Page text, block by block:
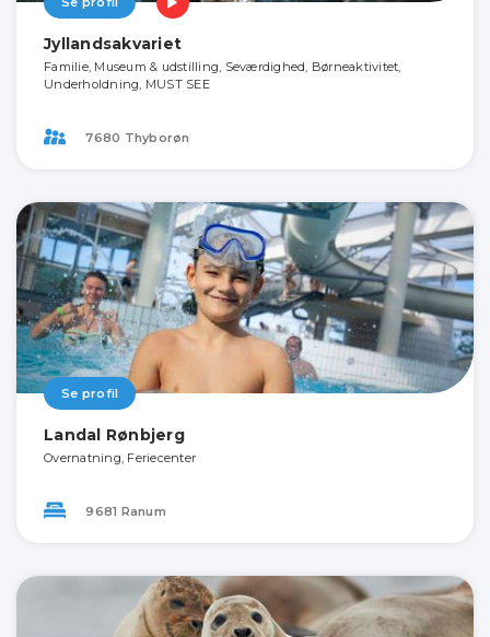
Jyllandsakvariet
Familie, Museum & udstilling, Seværdighed, Børneaktivitet,
Underholdning, MUST SEE
7680 Thyborøn
Se profil
Landal Rønbjerg
Overnatning, Feriecenter
9681 Ranum